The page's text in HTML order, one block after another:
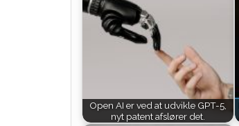
Open AI er ved at udvikle GPT-5,
nyt patent afslører det.